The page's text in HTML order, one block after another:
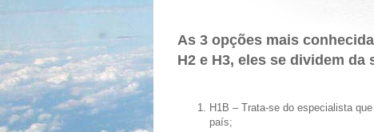
As 3 opções mais
H2 e H3, eles se dividem da
H1B – Trata-se do especialista
país;